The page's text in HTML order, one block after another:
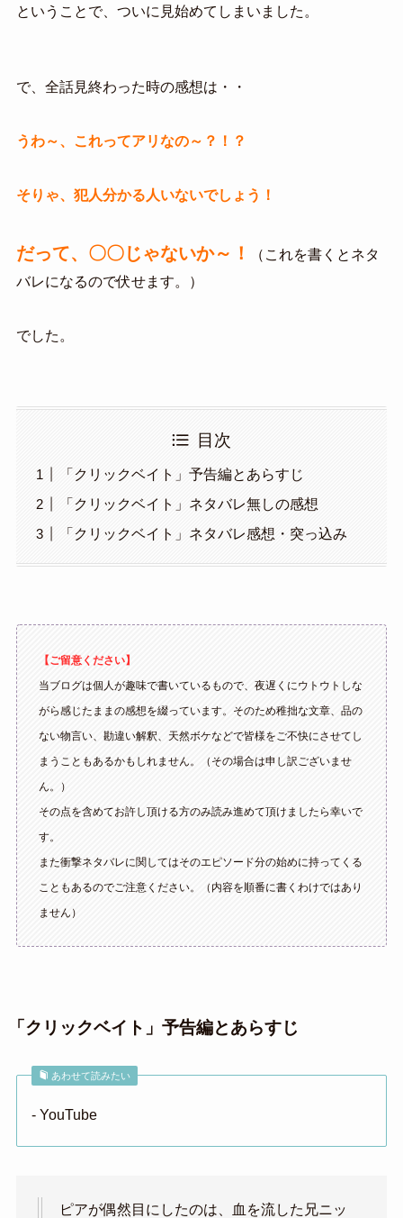
ということで、ついに見始めてしまいました。
で、全話見終わった時の感想は・・
うわ～、これってアリなの～？！？
そりゃ、犯人分かる人いないでしょう！
だって、〇〇じゃないか～！
（これを書くとネタ
バレになるので伏せます。）
でした。
目次
「クリックベイト」予告編とあらすじ
「クリックベイト」ネタバレ無しの感想
「クリックベイト」ネタバレ感想・突っ込み
【ご留意ください】
当ブログは個人が趣味で書いているもので、夜遅くにウトウトしな
がら感じたままの感想を綴っています。そのため稚拙な文章、品の
ない物言い、勘違い解釈、天然ボケなどで皆様をご不快にさせてし
まうこともあるかもしれません。（その場合は申し訳ございませ
ん。）
その点を含めてお許し頂ける方のみ読み進めて頂けましたら幸いで
す。
また衝撃ネタバレに関してはそのエピソード分の始めに持ってくる
こともあるのでご注意ください。（内容を順番に書くわけではあり
ません）
「クリックベイト」予告編とあらすじ
あわせて読みたい
- YouTube
ピアが偶然目にしたのは、血を流した兄ニッ